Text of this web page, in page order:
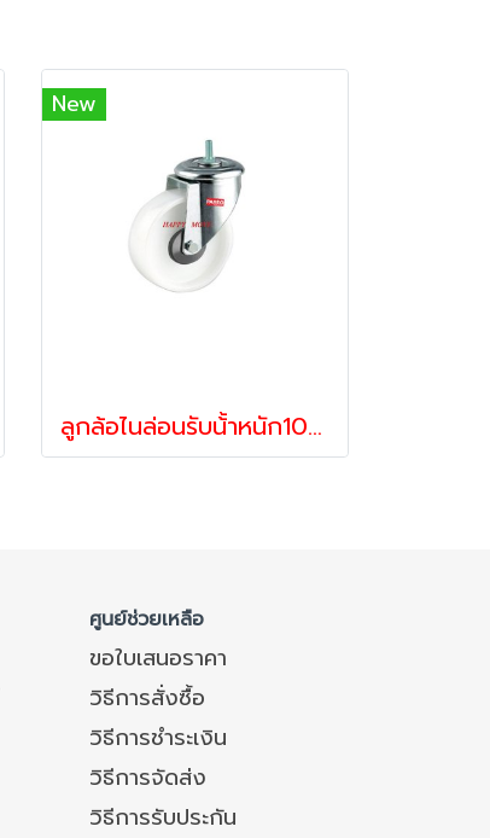
New
ลูกล้อไนล่อนรับน้้าหนัก100-250กก.สกรูหมุน รุ่น VALUE ยี่ห้อ PAREO 35058,35065,35072
ศูนย์ช่วยเหลือ
ขอใบเสนอราคา
วิธีการสั่งซื้อ
วิธีการชำระเงิน
วิธีการจัดส่ง
วิธีการรับประกัน